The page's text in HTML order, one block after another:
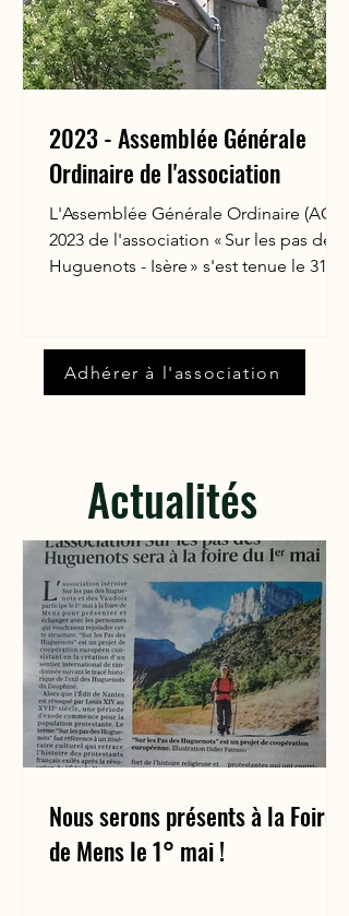
2023 - Assemblée Générale
Ordinaire de l'association
​L'Assemblée Générale Ordinaire (AGO)
2023 de l'association « Sur les pas des
Huguenots - Isère » s'est tenue le 31
​Adhérer à l'association
Actualités
Nous serons présents à la Foire
de Mens le 1° mai !